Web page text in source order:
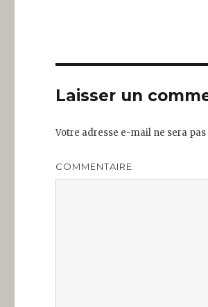
Laisser un
Votre adresse e-mail ne sera
COMMENTAIRE